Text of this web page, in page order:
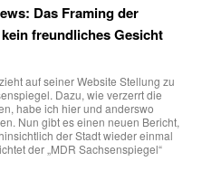
Das Framing der
freundliches Gesicht
auf seiner Website Stellung zu
Dazu, wie verzerrt die
habe ich hier und anderswo
Nun gibt es einen neuen Bericht,
der Stadt wieder einmal
der „MDR Sachsenspiegel“